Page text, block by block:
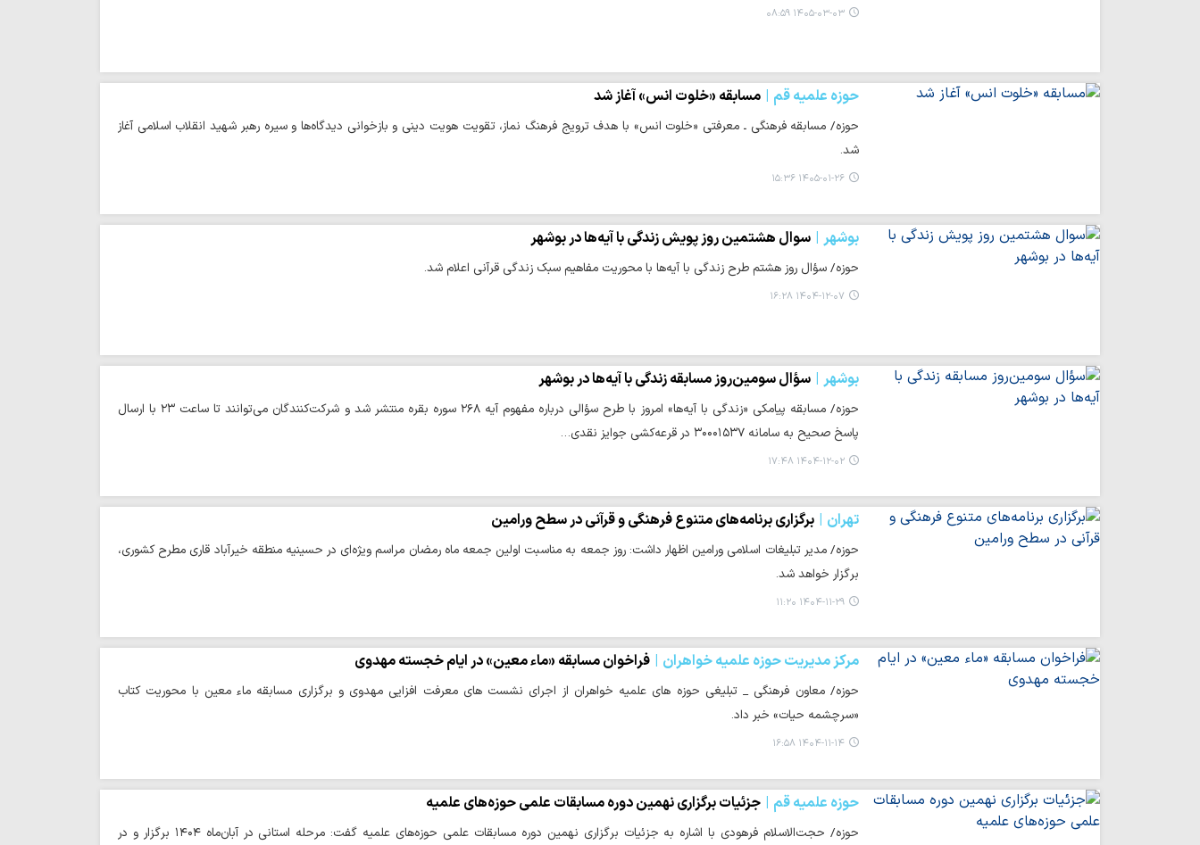
۱۴۰۵-۰۳-۰۳ ۰۸:۵۹
حوزه علمیه قم مسابقه «خلوت انس» آغاز شد
حوزه/ مسابقه فرهنگی ـ معرفتی «خلوت انس» با هدف ترویج فرهنگ نماز، تقویت هویت دینی و بازخوانی دیدگاه‌ها و سیره رهبر شهید انقلاب اسلامی آغاز
شد.
۱۴۰۵-۰۱-۲۶ ۱۵:۳۶
بوشهر سوال هشتمین روز پویش زندگی با آیه‌ها در بوشهر
حوزه/ سؤال روز هشتم طرح زندگی با آیه‌ها با محوریت مفاهیم سبک زندگی قرآنی اعلام شد.
۱۴۰۴-۱۲-۰۷ ۱۶:۲۸
بوشهر سؤال سومین‌روز مسابقه زندگی با آیه‌ها در بوشهر
حوزه/ مسابقه پیامکی «زندگی با آیه‌ها» امروز با طرح سؤالی درباره مفهوم آیه ۲۶۸ سوره بقره منتشر شد و شرکت‌کنندگان می‌توانند تا ساعت ۲۳ با ارسال
پاسخ صحیح به سامانه ۳۰۰۰۱۵۳۷ در قرعه‌کشی جوایز نقدی…
۱۴۰۴-۱۲-۰۲ ۱۷:۴۸
تهران برگزاری برنامه‌های متنوع فرهنگی و قرآنی در سطح ورامین
حوزه/ مدیر تبلیغات اسلامی ورامین اظهار داشت: روز جمعه به مناسبت اولین جمعه ماه رمضان مراسم ویژه‌ای در حسینیه منطقه خیرآباد قاری مطرح کشوری،
برگزار خواهد شد.
۱۴۰۴-۱۱-۲۹ ۱۱:۲۰
مرکز مدیریت حوزه علمیه خواهران فراخوان مسابقه «ماء معین» در ایام خجسته مهدوی
حوزه/ معاون فرهنگی _ تبلیغی حوزه های علمیه خواهران از اجرای نشست های معرفت افزایی مهدوی و برگزاری مسابقه ماء معین با محوریت کتاب
«سرچشمه حیات» خبر داد.
۱۴۰۴-۱۱-۱۴ ۱۶:۵۸
حوزه علمیه قم جزئیات برگزاری نهمین دوره مسابقات علمی حوزه‌های علمیه
حوزه/ حجت‌الاسلام فرهودی با اشاره به جزئیات برگزاری نهمین دوره مسابقات علمی حوزه‌های علمیه گفت: مرحله استانی در آبان‌ماه ۱۴۰۴ برگزار و در